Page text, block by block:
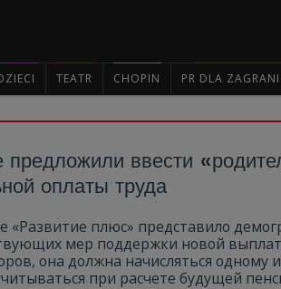
TEATR CHOPIN PR DLA
ввести
оплаты труда
«Развитие плюс» представило
мер поддержки новой
она должна начисляться одному
при расчете будущей